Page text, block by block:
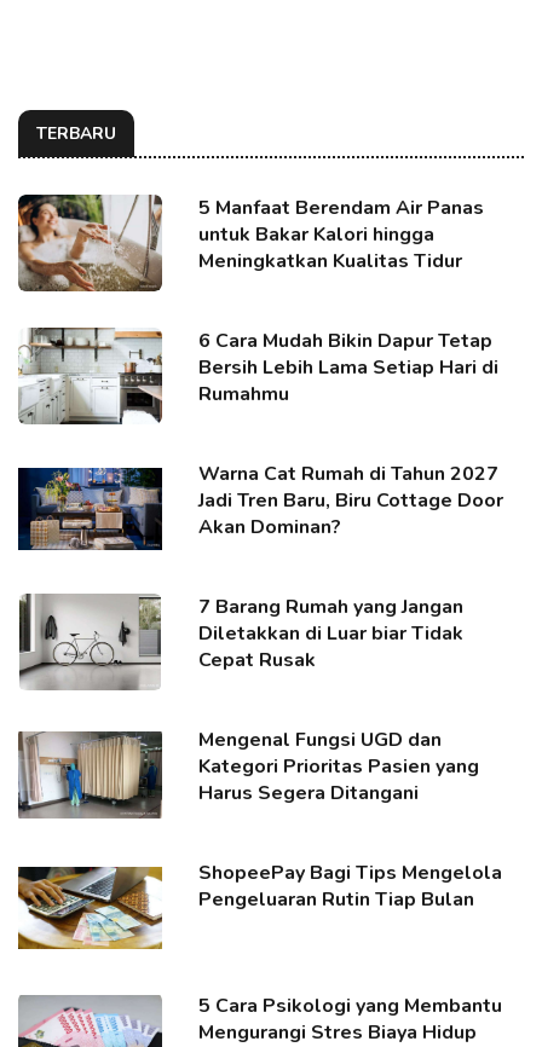
TERBARU
5 Manfaat Berendam Air Panas
untuk Bakar Kalori hingga
Meningkatkan Kualitas Tidur
6 Cara Mudah Bikin Dapur Tetap
Bersih Lebih Lama Setiap Hari di
Rumahmu
Warna Cat Rumah di Tahun 2027
Jadi Tren Baru, Biru Cottage Door
Akan Dominan?
7 Barang Rumah yang Jangan
Diletakkan di Luar biar Tidak
Cepat Rusak
Mengenal Fungsi UGD dan
Kategori Prioritas Pasien yang
Harus Segera Ditangani
ShopeePay Bagi Tips Mengelola
Pengeluaran Rutin Tiap Bulan
5 Cara Psikologi yang Membantu
Mengurangi Stres Biaya Hidup